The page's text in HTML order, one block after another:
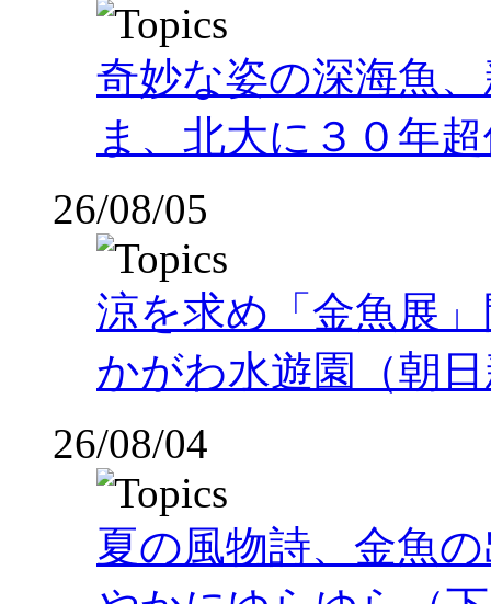
奇妙な姿の深海魚
ま、北大に３０年
26/08/05
涼を求め「金魚展
かがわ水遊園（朝
26/08/04
夏の風物詩、金魚